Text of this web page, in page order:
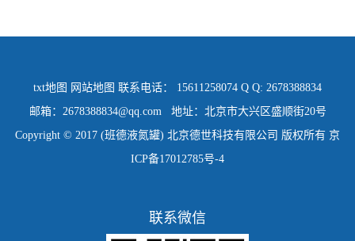
txt地图 网站地图 联系电话： 15611258074 Q Q: 2678388834
邮箱：2678388834@qq.com 地址：北京市大兴区盛顺街20号
Copyright © 2017 (班德液氮罐) 北京德世科技有限公司 版权所有 京
ICP备17012785号-4
联系微信